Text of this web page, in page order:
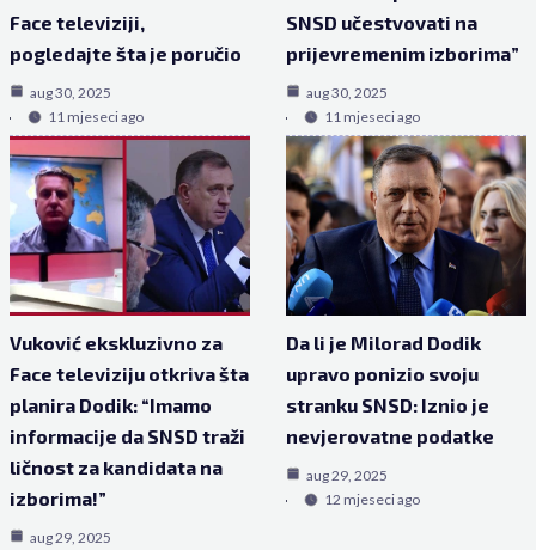
Face televiziji,
pogledajte šta je poručio
aug 30, 2025
11 mjeseci ago
SNSD učestvovati na
prijevremenim izborima”
aug 30, 2025
11 mjeseci ago
Vuković ekskluzivno za
Face televiziju otkriva šta
planira Dodik: “Imamo
informacije da SNSD traži
ličnost za kandidata na
izborima!”
aug 29, 2025
Da li je Milorad Dodik
upravo ponizio svoju
stranku SNSD: Iznio je
nevjerovatne podatke
aug 29, 2025
12 mjeseci ago